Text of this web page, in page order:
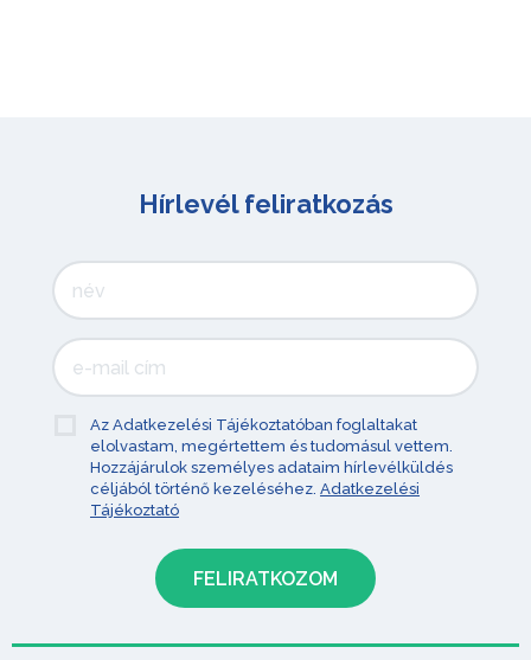
Hírlevél feliratkozás
Az Adatkezelési Tájékoztatóban foglaltakat
elolvastam, megértettem és tudomásul vettem.
Hozzájárulok személyes adataim hírlevélküldés
céljából történő kezeléséhez. Adatkezelési
Tájékoztató